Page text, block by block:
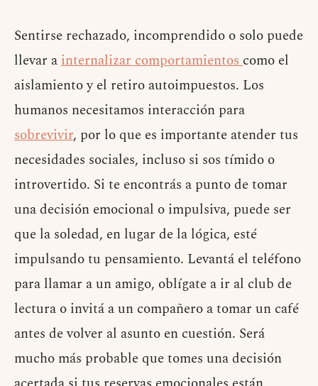
Sentirse rechazado, incomprendido o solo puede
llevar ainternalizar comportamientoscomo el
aislamiento y el retiro autoimpuestos. Los
humanos necesitamos interacción para
sobrevivir, por lo que es importante atender tus
necesidades sociales, incluso si sos tímido o
introvertido. Si te encontrás a punto de tomar
una decisión emocional o impulsiva, puede ser
que la soledad, en lugar de la lógica, esté
impulsando tu pensamiento. Levantá el teléfono
para llamar a un amigo, oblígate a ir al club de
lectura o invitá a un compañero a tomar un café
antes de volver al asunto en cuestión. Será
mucho más probable que tomes una decisión